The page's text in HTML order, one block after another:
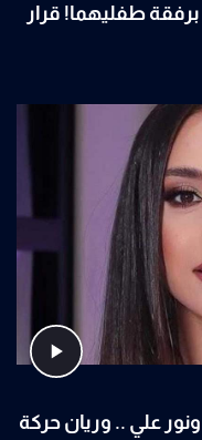
طفليهما! قرار
علي .. وريان حركة